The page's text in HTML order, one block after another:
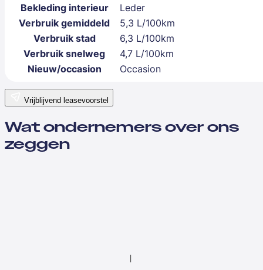
Bekleding interieur
Leder
Verbruik gemiddeld
5,3 L/100km
Verbruik stad
6,3 L/100km
Verbruik snelweg
4,7 L/100km
Nieuw/occasion
Occasion
Vrijblijvend leasevoorstel
Wat ondernemers over ons
zeggen